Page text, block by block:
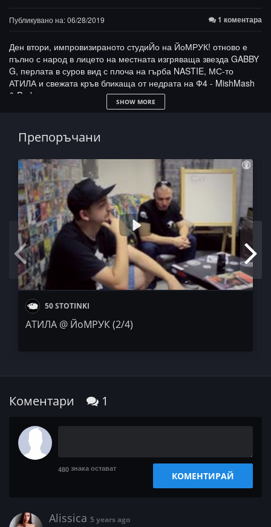
Публикувано на: 06/28/2019 1 коментара
Ден втори, импровизираното студиЙо на ЙоМРУК! отново е
пълно с народ в лицето на местната изгряваща звезда GABBY
G, перлата в суров вид с плоча на гърба NASTIE, МС-то
АТИЛА и свежата кръв бликаща от недрата на Ф4 - MishMash
& Parkman.
GABBY G:http://bit.ly/2IU3XE0
ATILA:http://bit.ly/2W81EEQ
Ф4: http://bit.ly/2Vp1l45
SHOW MORE
Препоръчани
50 STOTINKI
АТИЛА @ ЙоМРУК (2/4)
Коментари 1
480 знака остават
КОМЕНТИРАЙ
Alissica 5 years ago